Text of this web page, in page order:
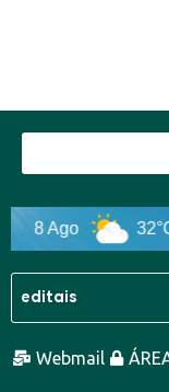
8 Ago 32°C
Webmail